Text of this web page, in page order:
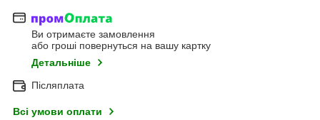
Ви отримаєте замовлення
або гроші повернуться на вашу картку
Детальніше
Післяплата
Всі умови оплати